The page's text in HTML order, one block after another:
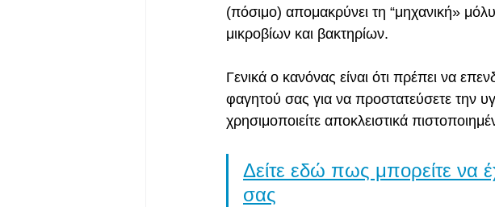
(πόσιμο) απομακρύνει τη “μηχανική»
μικροβίων και βακτηρίων.
Γενικά ο κανόνας είναι ότι πρέπει να
φαγητού σας για να προστατεύσετε την
χρησιμοποιείτε αποκλειστικά
Δείτε εδώ πως μπορείτε να
σας